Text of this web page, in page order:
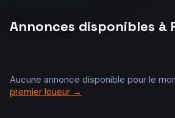
Annonces disponibles à
Aucune annonce disponible pour le
premier loueur →